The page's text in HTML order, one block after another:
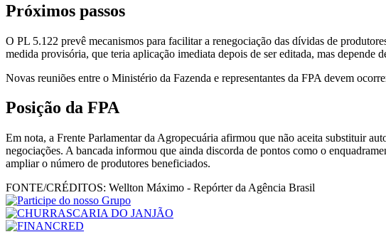
Próximos passos
O PL 5.122 prevê mecanismos para facilitar a renegociação das dívidas de
medida provisória, que teria aplicação imediata depois de ser editada, mas depende
Novas reuniões entre o Ministério da Fazenda e representantes da FPA devem
Posição da FPA
Em nota, a Frente Parlamentar da Agropecuária afirmou que não aceita substituir
negociações. A bancada informou que ainda discorda de pontos como o
ampliar o número de produtores beneficiados.
FONTE/CRÉDITOS: Wellton Máximo - Repórter da Agência Brasil